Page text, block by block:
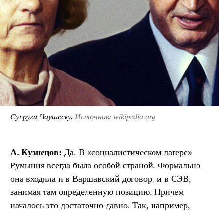
Супруги Чаушеску. Источник: wikipedia.org
А. Кузнецов: Да. В «социалистическом лагере»
Румыния всегда была особой страной. Формально
она входила и в Варшавский договор, и в СЭВ,
занимая там определенную позицию. Причем
началось это достаточно давно. Так, например,